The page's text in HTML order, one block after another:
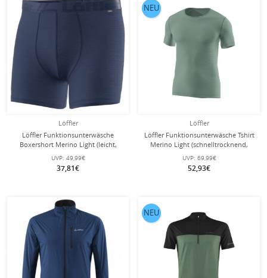
Löffler
Löffler Funktionsunterwäsche
Boxershort Merino Light (leicht,
Temperaturregulierung) dunkelblau
Herren
UVP: 49,99€
37,81€
Löffler
Löffler Funktionsunterwäsche Tshirt
Merino Light (schnelltrocknend,
Merinowolle) pinegrün Herren
UVP: 69,99€
52,93€
NEU
NEU